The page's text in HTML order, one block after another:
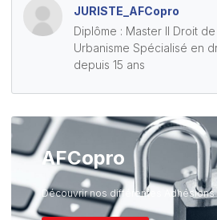
JURISTE_AFCopro
Diplôme : Master II Droit
Urbanisme Spécialisé en
depuis 15 ans
AFCopro
Découvrir nos différentes Adhésions